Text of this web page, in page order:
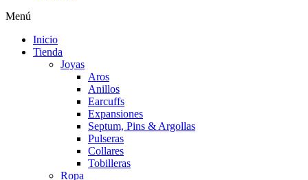
Menú
Inicio
Tienda
Joyas
Aros
Anillos
Earcuffs
Expansiones
Septum, Pins & Argollas
Pulseras
Collares
Tobilleras
Ropa